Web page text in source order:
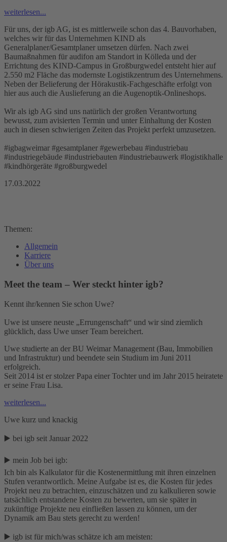
weiterlesen...
Für uns, der igb AG, ist es mittlerweile schon das 4. Bauvorhaben,
welches wir für das Unternehmen KIND als
Generalplaner/Gesamtplaner umsetzen dürfen. Nach zwei
Baumaßnahmen für audifon am Standort in Kölleda und der
Errichtung des KIND-Campus in Großburgwedel entsteht hier auf
2.550 m2 Fläche das modernste Logistikzentrum des Unternehmens.
Neben der Belieferung der Hörakustik-Fachgeschäfte erfolgt von
hier aus auch die Auslieferung an die Augenoptik-Onlineshops.
Wir als igb AG sind uns natürlich der großen Verantwortung
bewusst, zum avisierten Termin und unter Einhaltung der Kosten
auch in diesen schwierigen Zeiten das Projekt perfekt umzusetzen.
#igbagweimar #gesamtplaner #gewerbebau #industriebau
#industriegebäude #industriebauten #industriebauwerk #logistikhalle
#kindhörgeräte #großburgwedel
17.03.2022
Themen:
Allgemein
Karriere
Über uns
Meet the team – Wer steckt hinter igb?
Kennt ihr/kennen Sie schon Uwe?
Uwe ist unsere neuste „Errungenschaft“ und wir sind ziemlich
glücklich, dass Uwe unser Team bereichert.
Uwe studierte an der BU Weimar Management (Bau, Immobilien
und Infrastruktur) und beendete sein Studium im Juni 2011
erfolgreich.
Seit 2014 ist er stolzer Papa einer Tochter und im Jahr 2015 heiratete
er seine Frau Lisa.
weiterlesen...
Uwe kurz und knackig
▶️ bei igb seit Januar 2022
▶️ mein Job bei igb:
Ich bin als Kalkulator für die Kostenermittlung mit ihren einzelnen
Stufen verantwortlich. Meine Aufgabe ist es, die Kosten für jedes
Projekt neu zu betrachten, einzuschätzen und zu kalkulieren sowie
tatsächlich entstandene Kosten zu bewerten, um sie später in
zukünftige Projekte neu einfließen lassen zu können, um der
Dynamik am Bau stets gerecht zu werden!
▶️ igb ist für mich/was schätze ich am meisten: